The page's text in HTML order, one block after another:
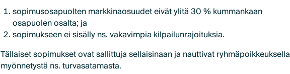
sopimusosapuolten markkinaosuudet eivät ylitä 30 % kummankaan
osapuolen osalta; ja
sopimukseen ei sisälly ns. vakavimpia kilpailunrajoituksia.
Tällaiset sopimukset ovat sallittuja sellaisinaan ja nauttivat ryhmäpoikkeuksella
myönnetystä ns. turvasatamasta.